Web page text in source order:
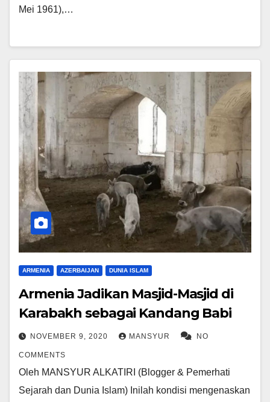
Mei 1961),…
ARMENIA AZERBAIJAN DUNIA ISLAM
Armenia Jadikan Masjid-Masjid di
Karabakh sebagai Kandang Babi
NOVEMBER 9, 2020 MANSYUR NO
COMMENTS
Oleh MANSYUR ALKATIRI (Blogger & Pemerhati
Sejarah dan Dunia Islam) Inilah kondisi mengenaskan